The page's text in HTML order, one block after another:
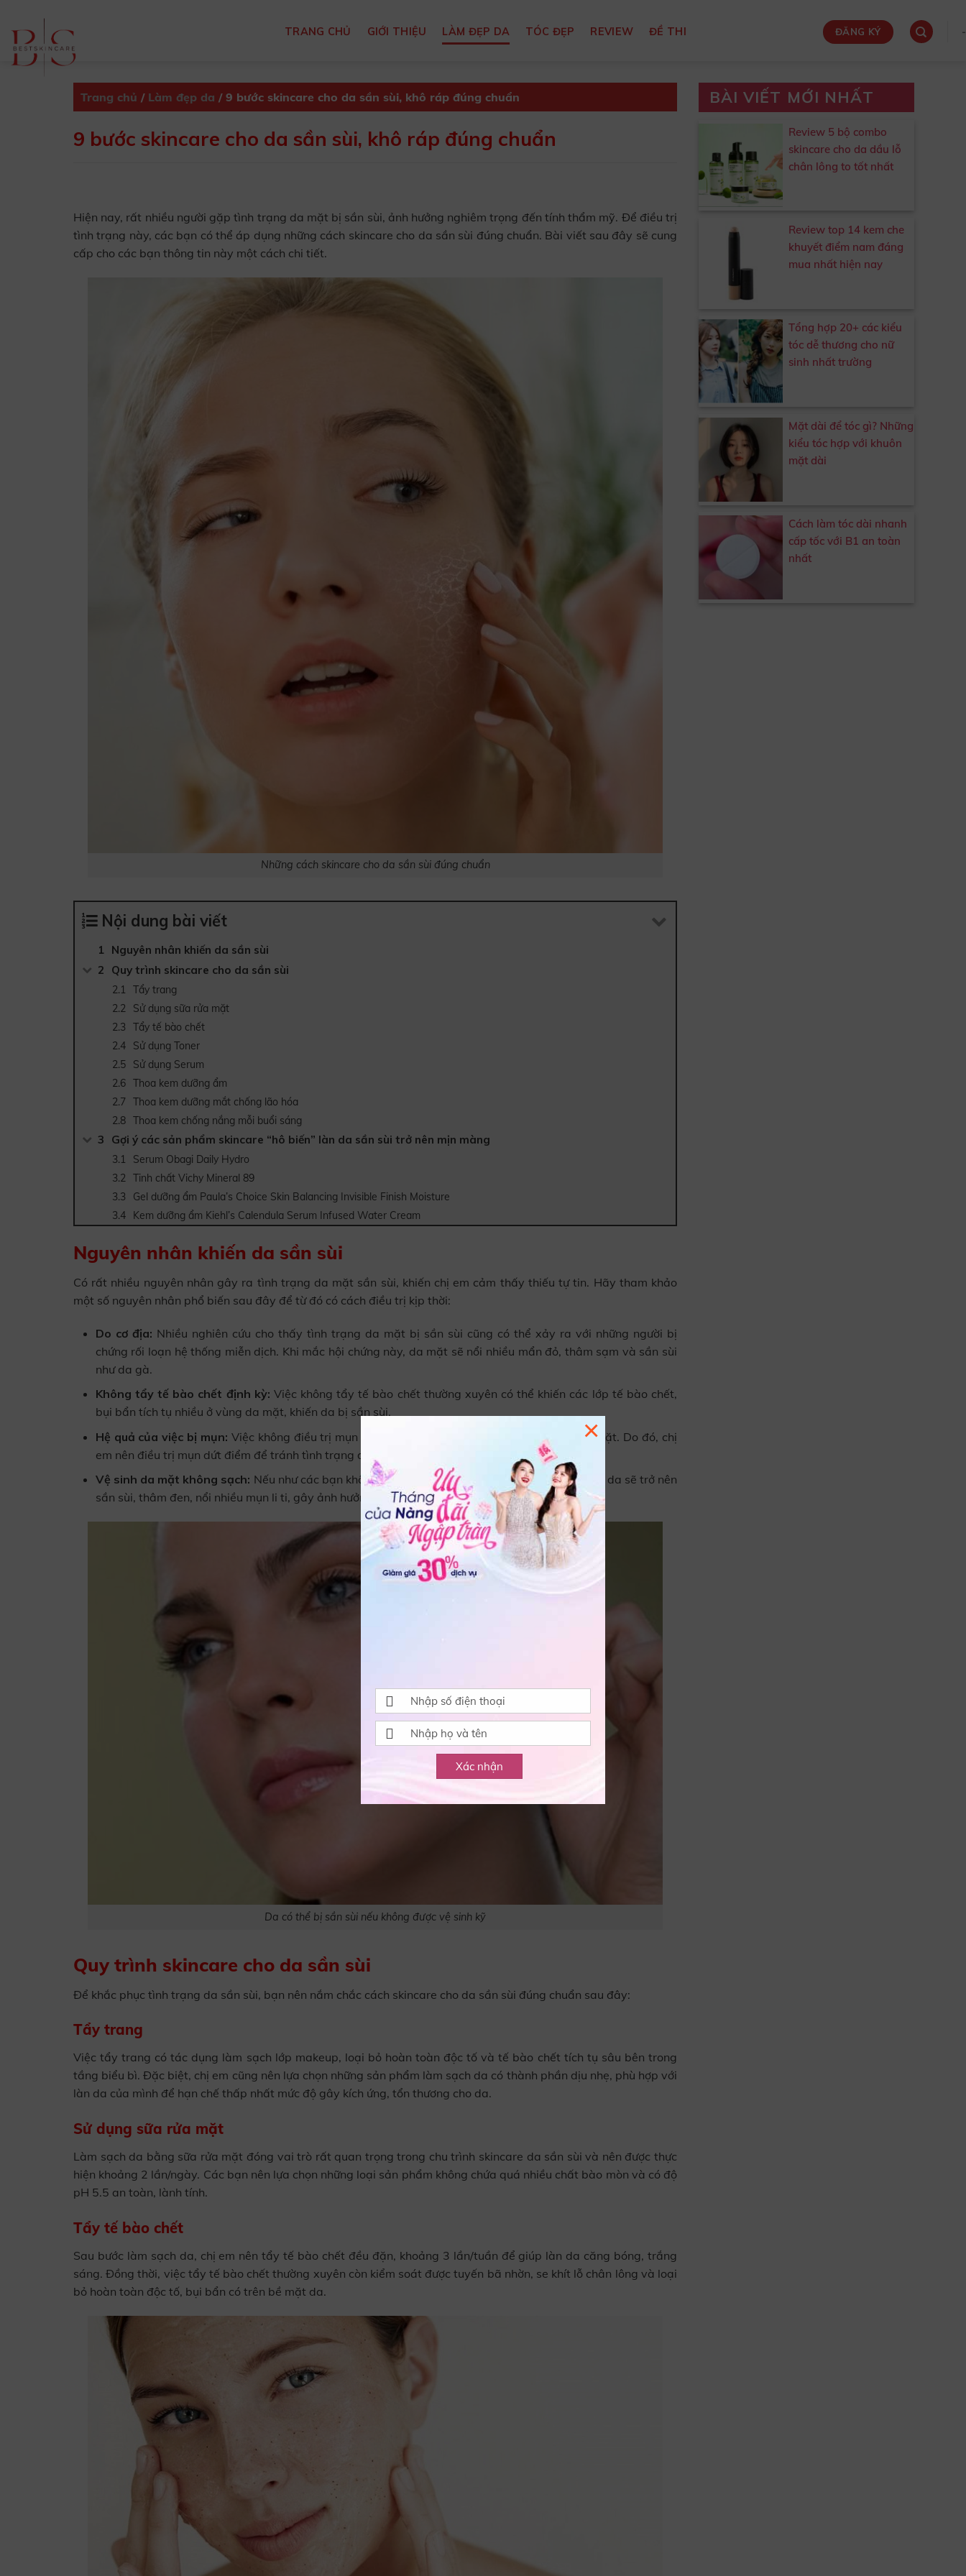
content
TRANG CHỦ GIỚI THIỆU LÀM ĐẸP DA TÓC ĐẸP REVIEW ĐỀ THI ĐĂNG KÝ -
Trang chủ / Làm đẹp da / 9 bước skincare cho da sần sùi, khô ráp đúng chuẩn
9 bước skincare cho da sần sùi, khô ráp đúng chuẩn
Hiện nay, rất nhiều người gặp tình trạng da mặt bị sần sùi, ảnh hưởng nghiêm trọng đến tính thẩm mỹ. Để điều trị
tình trạng này, các bạn có thể áp dụng những cách skincare cho da sần sùi đúng chuẩn. Bài viết sau đây sẽ cung
cấp cho các bạn thông tin này một cách chi tiết.
Những cách skincare cho da sần sùi đúng chuẩn
Nội dung bài viết
Nguyên nhân khiến da sần sùi
Quy trình skincare cho da sần sùi
Tẩy trang
Sử dụng sữa rửa mặt
Tẩy tế bào chết
Sử dụng Toner
Sử dụng Serum
Thoa kem dưỡng ẩm
Thoa kem dưỡng mắt chống lão hóa
Thoa kem chống nắng mỗi buổi sáng
Gợi ý các sản phẩm skincare “hô biến” làn da sần sùi trở nên mịn màng
Serum Obagi Daily Hydro
Tinh chất Vichy Mineral 89
Gel dưỡng ẩm Paula’s Choice Skin Balancing Invisible Finish Moisture
Kem dưỡng ẩm Kiehl’s Calendula Serum Infused Water Cream
Nguyên nhân khiến da sần sùi
Có rất nhiều nguyên nhân gây ra tình trạng da mặt sần sùi, khiến chị em cảm thấy thiếu tự tin. Hãy tham khảo
một số nguyên nhân phổ biến sau đây để từ đó có cách điều trị kịp thời:
Do cơ địa: Nhiều nghiên cứu cho thấy tình trạng da mặt bị sần sùi cũng có thể xảy ra với những người bị
chứng rối loạn hệ thống miễn dịch. Khi mắc hội chứng này, da mặt sẽ nổi nhiều mẩn đỏ, thâm sạm và sần sùi
như da gà.
Không tẩy tế bào chết định kỳ: Việc không tẩy tế bào chết thường xuyên có thể khiến các lớp tế bào chết,
bụi bẩn tích tụ nhiều ở vùng da mặt, khiến da bị sần sùi.
Hệ quả của việc bị mụn: Việc không điều trị mụn dứt điểm có thể để lại nhiều vết thâm ở da mặt. Do đó, chị
em nên điều trị mụn dứt điểm để tránh tình trạng da mặt sần sùi.
Vệ sinh da mặt không sạch: Nếu như các bạn không vệ sinh hoặc chăm sóc vùng da mặt kỹ thì da sẽ trở nên
sần sùi, thâm đen, nổi nhiều mụn li ti, gây ảnh hưởng nghiêm trọng đến tính thẩm mỹ.
Da có thể bị sần sùi nếu không được vệ sinh kỹ
Quy trình skincare cho da sần sùi
Để khắc phục tình trạng da sần sùi, bạn nên nắm chắc cách skincare cho da sần sùi đúng chuẩn sau đây:
Tẩy trang
Việc tẩy trang có tác dụng làm sạch lớp makeup, loại bỏ hoàn toàn độc tố và tế bào chết tích tụ sâu bên trong
tầng biểu bì. Đặc biệt, chị em cũng nên lựa chọn những sản phẩm làm sạch da có thành phần dịu nhẹ, phù hợp với
làn da của mình để hạn chế thấp nhất mức độ gây kích ứng, tổn thương cho da.
Sử dụng sữa rửa mặt
Làm sạch da bằng sữa rửa mặt đóng vai trò rất quan trọng trong chu trình skincare da sần sùi và nên được thực
hiện khoảng 2 lần/ngày. Các bạn nên lựa chọn những loại sản phẩm không chứa quá nhiều chất bào mòn và có độ
pH 5.5 an toàn, lành tính.
Tẩy tế bào chết
Sau bước làm sạch da, chị em nên tẩy tế bào chết đều đặn, khoảng 3 lần/tuần để giúp làn da căng bóng, trắng
sáng. Đồng thời, việc tẩy tế bào chết thường xuyên còn kiểm soát được tuyến bã nhờn, se khít lỗ chân lông và loại
bỏ hoàn toàn độc tố, bụi bẩn có trên bề mặt da.
BÀI VIẾT MỚI NHẤT
Review 5 bộ combo
skincare cho da dầu lỗ
chân lông to tốt nhất
Review top 14 kem che
khuyết điểm nam đáng
mua nhất hiện nay
Tổng hợp 20+ các kiểu
tóc dễ thương cho nữ
sinh nhất trường
Mặt dài để tóc gì? Những
kiểu tóc hợp với khuôn
mặt dài
Cách làm tóc dài nhanh
cấp tốc với B1 an toàn
nhất
Xác nhận
×